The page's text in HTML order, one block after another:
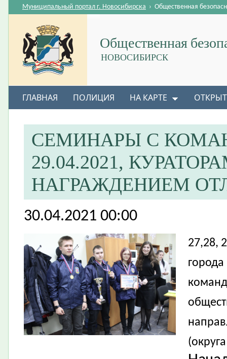
Общественная
НОВОСИБИРСК
Муниципальный портал г. Новосибирска › Общественная
ГЛАВНАЯ ПОЛИЦИЯ НА КАРТЕ
СЕМИНАРЫ С
29.04.2021,
НАГРАЖДЕНИЕМ
30.04.2021 00:00
27,28,